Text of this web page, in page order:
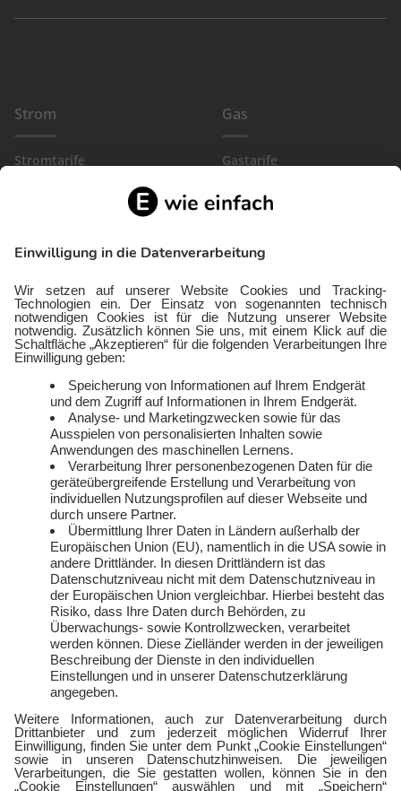
Strom
Stromtarife
Wärmestrom
Gewerbestrom
FlexTarif Strom
Gas
Gastarife
Gewerbegas
Service
Freund:innen werben
Kündigen
Widerruf
Vertriebspartner:in
werden
Zählerlotto
Balkonkraftwerke mit
Über uns
Auszeichnungen
Presse und Downloads
Jobs
Kontakt
E-Sports
E WIE EINFACH
Geschäftskunden
Gewerbestrom
Gewerbegas